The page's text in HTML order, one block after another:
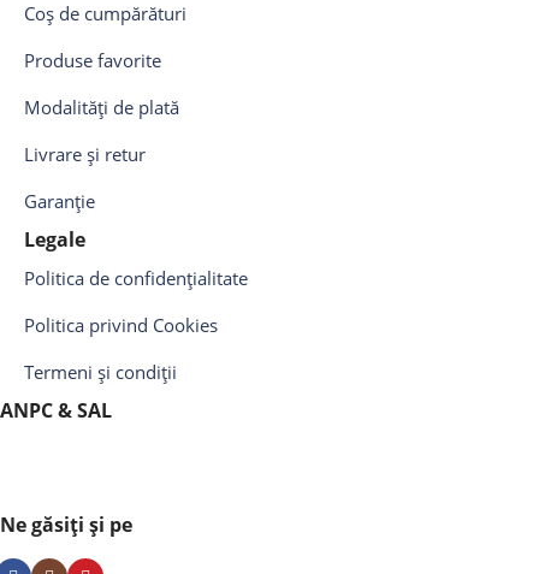
Coș de cumpărături
Produse favorite
Modalități de plată
Livrare și retur
Garanție
Legale
Politica de confidențialitate
Politica privind Cookies
Termeni și condiții
ANPC & SAL
Ne găsiți și pe